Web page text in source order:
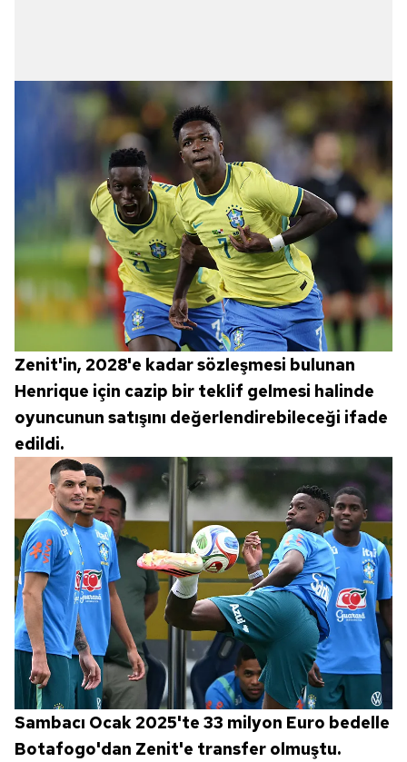
Zenit'in, 2028'e kadar sözleşmesi bulunan
Henrique için cazip bir teklif gelmesi halinde
oyuncunun satışını değerlendirebileceği ifade
edildi.
Sambacı Ocak 2025'te 33 milyon Euro bedelle
Botafogo'dan Zenit'e transfer olmuştu.